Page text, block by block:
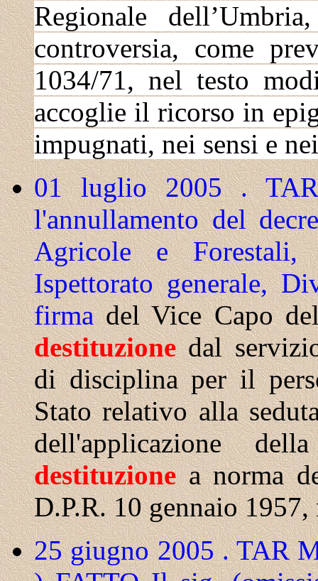
Regionale
controversia, come
1034/71, nel testo
accoglie il ricorso in
impugnati, nei sensi e
01 luglio 2005 .
l'annullamento del
Agricole e Forestali,
Ispettorato generale,
firmadel Vice Capo
destituzionedal
di disciplina per il
Stato relativo alla
dell'applicazione
destituzionea norma
D.P.R. 10 gennaio
25 giugno 2005 . TAR